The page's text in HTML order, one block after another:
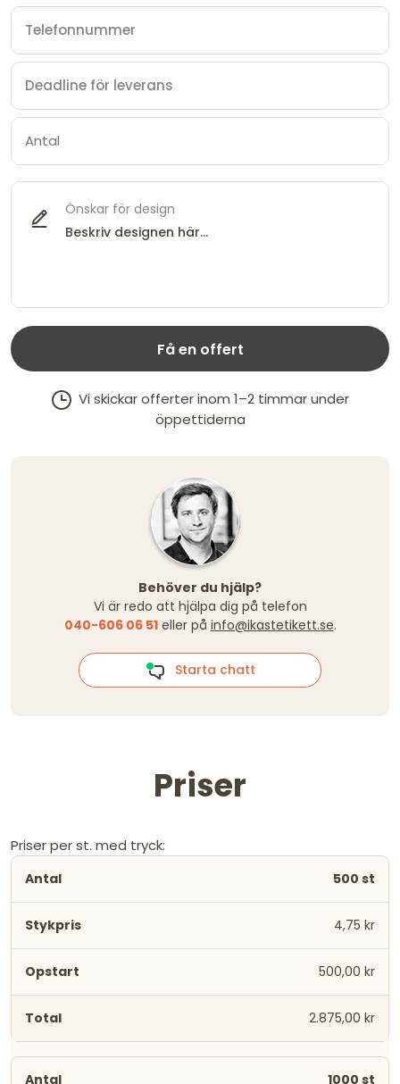
Önskar för design
Få en offert
Vi skickar offerter inom 1–2 timmar under
öppettiderna
Behöver du hjälp?
Vi är redo att hjälpa dig på telefon
040-606 06 51eller på info@ikastetikett.se.
Starta chatt
Priser
Priser per st. med tryck:
500 st
4,75 kr
500,00 kr
2.875,00 kr
1000 st